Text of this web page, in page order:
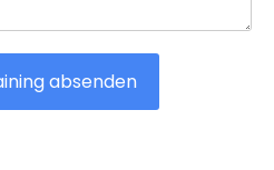
absenden